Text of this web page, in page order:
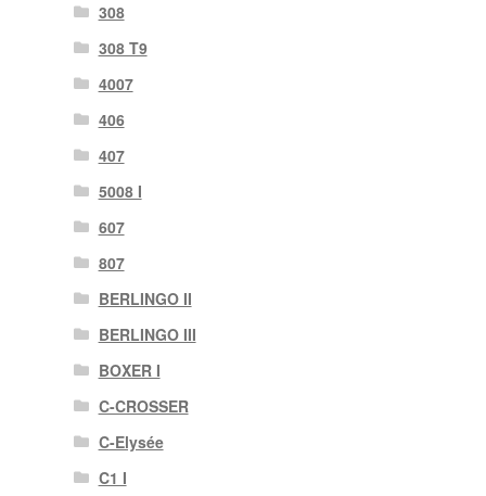
308
308 T9
4007
406
407
5008 I
607
807
BERLINGO II
BERLINGO III
BOXER I
C-CROSSER
C-Elysée
C1 I